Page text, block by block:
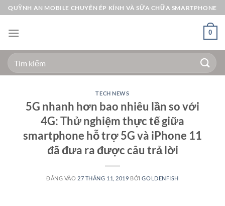
Bỏ
qua
nội
QUỲNH AN MOBILE CHUYÊN ÉP KÍNH VÀ SỬA CHỮA SMARTPHONE
0
Tìm
kiếm:
TECH NEWS
5G nhanh hơn bao nhiêu lần so với
4G: Thử nghiệm thực tế giữa
smartphone hỗ trợ 5G và iPhone 11
đã đưa ra được câu trả lời
ĐĂNG VÀO 27 THÁNG 11, 2019 BỞIGOLDENFISH